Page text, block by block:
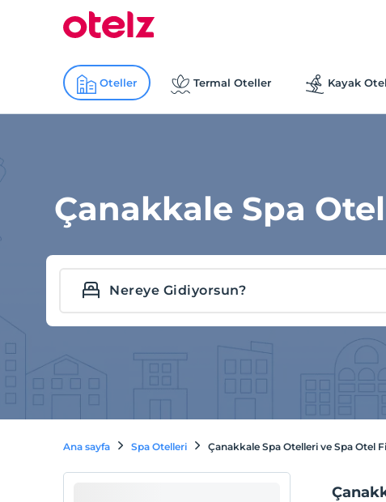
Oteller Termal Oteller Kayak
Çanakkale Spa
Ana sayfa Spa Otelleri Çanakkale Spa Otelleri ve Spa Otel